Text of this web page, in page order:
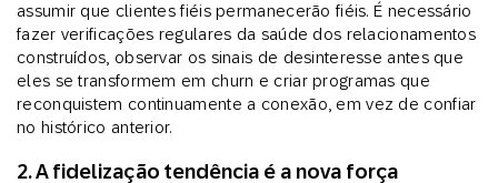
assumir que clientes fiéis permanecerão fiéis. É necessário
fazer verificações regulares da saúde dos relacionamentos
construídos, observar os sinais de desinteresse antes que
eles se transformem em churn e criar programas que
reconquistem continuamente a conexão, em vez de confiar
no histórico anterior.
2. A fidelização tendência é a nova força